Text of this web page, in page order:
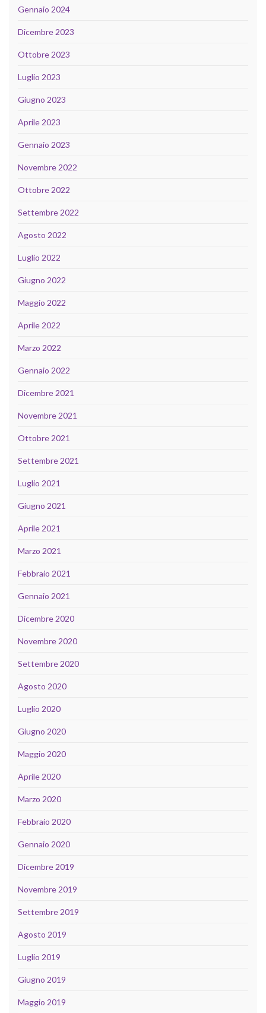
Gennaio 2024
Dicembre 2023
Ottobre 2023
Luglio 2023
Giugno 2023
Aprile 2023
Gennaio 2023
Novembre 2022
Ottobre 2022
Settembre 2022
Agosto 2022
Luglio 2022
Giugno 2022
Maggio 2022
Aprile 2022
Marzo 2022
Gennaio 2022
Dicembre 2021
Novembre 2021
Ottobre 2021
Settembre 2021
Luglio 2021
Giugno 2021
Aprile 2021
Marzo 2021
Febbraio 2021
Gennaio 2021
Dicembre 2020
Novembre 2020
Settembre 2020
Agosto 2020
Luglio 2020
Giugno 2020
Maggio 2020
Aprile 2020
Marzo 2020
Febbraio 2020
Gennaio 2020
Dicembre 2019
Novembre 2019
Settembre 2019
Agosto 2019
Luglio 2019
Giugno 2019
Maggio 2019